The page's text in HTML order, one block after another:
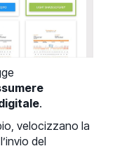
.
velocizzano la
del